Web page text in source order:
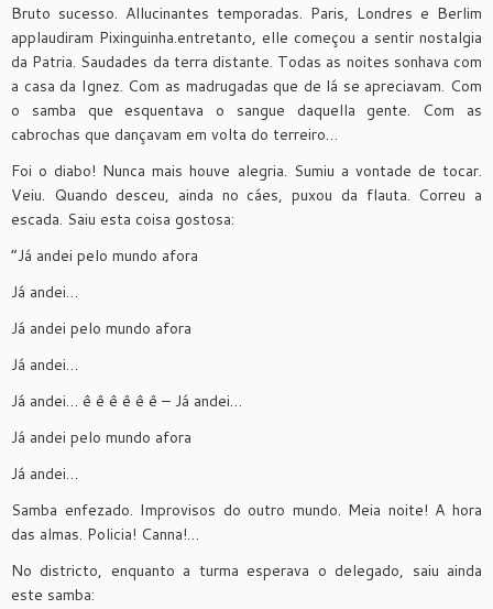
Bruto sucesso. Allucinantes temporadas. Paris, Londres e Berlim
applaudiram Pixinguinha.entretanto, elle começou a sentir nostalgia
da Patria. Saudades da terra distante. Todas as noites sonhava com
a casa da Ignez. Com as madrugadas que de lá se apreciavam. Com
o samba que esquentava o sangue daquella gente. Com as
cabrochas que dançavam em volta do terreiro…
Foi o diabo! Nunca mais houve alegria. Sumiu a vontade de tocar.
Veiu. Quando desceu, ainda no cáes, puxou da flauta. Correu a
escada. Saiu esta coisa gostosa:
“Já andei pelo mundo afora
Já andei…
Já andei pelo mundo afora
Já andei…
Já andei… ê ê ê ê ê ê – Já andei…
Já andei pelo mundo afora
Já andei…
Samba enfezado. Improvisos do outro mundo. Meia noite! A hora
das almas. Policia! Canna!…
No districto, enquanto a turma esperava o delegado, saiu ainda
este samba: